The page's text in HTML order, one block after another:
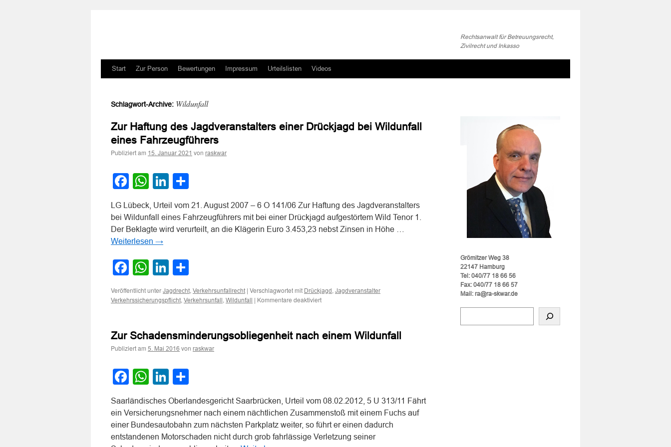
Rechtsanwalt für Betreuungsrecht,
Zivilrecht und Inkasso
Zum
springen
Start Zur Person Bewertungen Impressum Urteilslisten Videos
Schlagwort-Archive: Wildunfall
Zur Haftung des Jagdveranstalters einer Drückjagd bei Wildunfall
eines Fahrzeugführers
Publiziert am 15. Januar 2021 von raskwar
Facebook
WhatsApp
LinkedIn
LG Lübeck, Urteil vom 21. August 2007 – 6 O 141/06 Zur Haftung des Jagdveranstalters
bei Wildunfall eines Fahrzeugführers mit bei einer Drückjagd aufgestörtem Wild Tenor 1.
Der Beklagte wird verurteilt, an die Klägerin Euro 3.453,23 nebst Zinsen in Höhe …
Weiterlesen →
Facebook
WhatsApp
LinkedIn
Veröffentlicht unter Jagdrecht, Verkehrsunfallrecht | Verschlagwortet mit Drückjagd , Jagdveranstalter
Verkehrssicherungspflicht, Verkehrsunfall , Wildunfall | Kommentare deaktiviertfür
Jagdveranstalters
Zur Schadensminderungsobliegenheit nach einem Wildunfall
Publiziert am 5. Mai 2016 von raskwar
Facebook
WhatsApp
LinkedIn
Saarländisches Oberlandesgericht Saarbrücken, Urteil vom 08.02.2012, 5 U 313/11 Fährt
ein Versicherungsnehmer nach einem nächtlichen Zusammenstoß mit einem Fuchs auf
einer Bundesautobahn zum nächsten Parkplatz weiter, so führt er einen dadurch
entstandenen Motorschaden nicht durch grob fahrlässige Verletzung seiner
Grömitzer Weg 38
22147 Hamburg
Tel: 040/77 18 66 56
Fax: 040/77 18 66 57
Mail: ra@ra-skwar.de